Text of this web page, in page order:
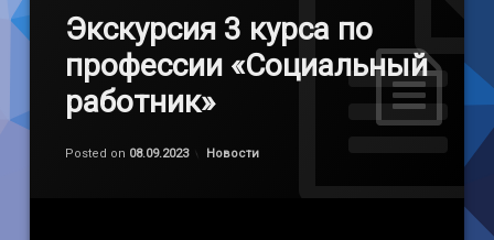
Экскурсия 3 курса по
профессии «Социальный
работник»
Posted on 08.09.2023
Обновлено на
by
Категории:
Новости